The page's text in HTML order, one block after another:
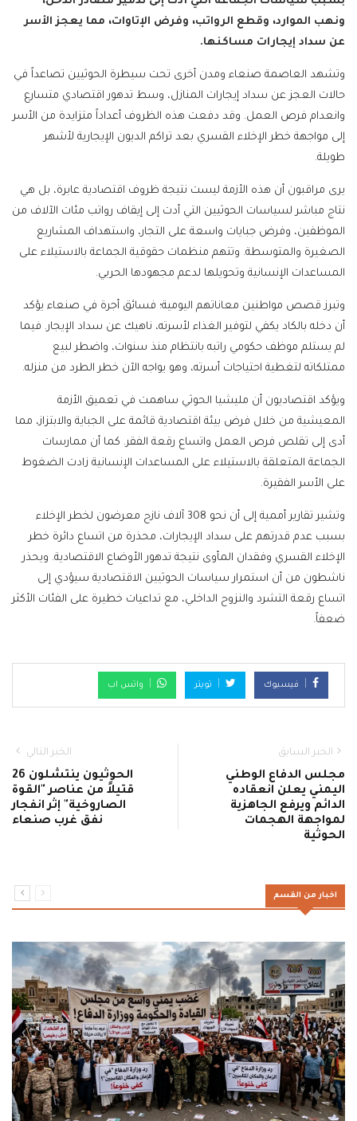
ونهب الموارد، وقطع الرواتب، وفرض الإتاوات، مما يعجز الأسر
عن سداد إيجارات مساكنها.
وتشهد العاصمة صنعاء ومدن أخرى تحت سيطرة الحوثيين تصاعداً في
حالات العجز عن سداد إيجارات المنازل، وسط تدهور اقتصادي متسارع
وانعدام فرص العمل. وقد دفعت هذه الظروف أعداداً متزايدة من الأسر
إلى مواجهة خطر الإخلاء القسري بعد تراكم الديون الإيجارية لأشهر
طويلة.
يرى مراقبون أن هذه الأزمة ليست نتيجة ظروف اقتصادية عابرة، بل هي
نتاج مباشر لسياسات الحوثيين التي أدت إلى إيقاف رواتب مئات الآلاف من
الموظفين، وفرض جبايات واسعة على التجار، واستهداف المشاريع
الصغيرة والمتوسطة. وتتهم منظمات حقوقية الجماعة بالاستيلاء على
المساعدات الإنسانية وتحويلها لدعم مجهودها الحربي.
وتبرز قصص مواطنين معاناتهم اليومية؛ فسائق أجرة في صنعاء يؤكد
أن دخله بالكاد يكفي لتوفير الغذاء لأسرته، ناهيك عن سداد الإيجار. فيما
لم يستلم موظف حكومي راتبه بانتظام منذ سنوات، واضطر لبيع
ممتلكاته لتغطية احتياجات أسرته، وهو يواجه الآن خطر الطرد من منزله.
ويؤكد اقتصاديون أن مليشيا الحوثي ساهمت في تعميق الأزمة
المعيشية من خلال فرض بيئة اقتصادية قائمة على الجباية والابتزاز، مما
أدى إلى تقلص فرص العمل واتساع رقعة الفقر. كما أن ممارسات
الجماعة المتعلقة بالاستيلاء على المساعدات الإنسانية زادت الضغوط
على الأسر الفقيرة.
وتشير تقارير أممية إلى أن نحو 308 آلاف نازح معرضون لخطر الإخلاء
بسبب عدم قدرتهم على سداد الإيجارات، محذرة من اتساع دائرة خطر
الإخلاء القسري وفقدان المأوى نتيجة تدهور الأوضاع الاقتصادية. ويحذر
ناشطون من أن استمرار سياسات الحوثيين الاقتصادية سيؤدي إلى
اتساع رقعة التشرد والنزوح الداخلي، مع تداعيات خطيرة على الفئات الأكثر
ضعفاً.
فيسبوك تويتر واتس اب
الخبر السابق
مجلس الدفاع الوطني
اليمني يعلن انعقاده
الدائم ويرفع الجاهزية
لمواجهة الهجمات
الحوثية
الخبر التالي
الحوثيون ينتشلون 26
قتيلاً من عناصر "القوة
الصاروخية" إثر انفجار
نفق غرب صنعاء
اخبار من القسم